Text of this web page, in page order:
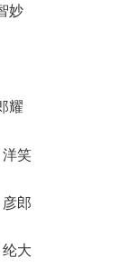
妙
耀
笑
郎
大